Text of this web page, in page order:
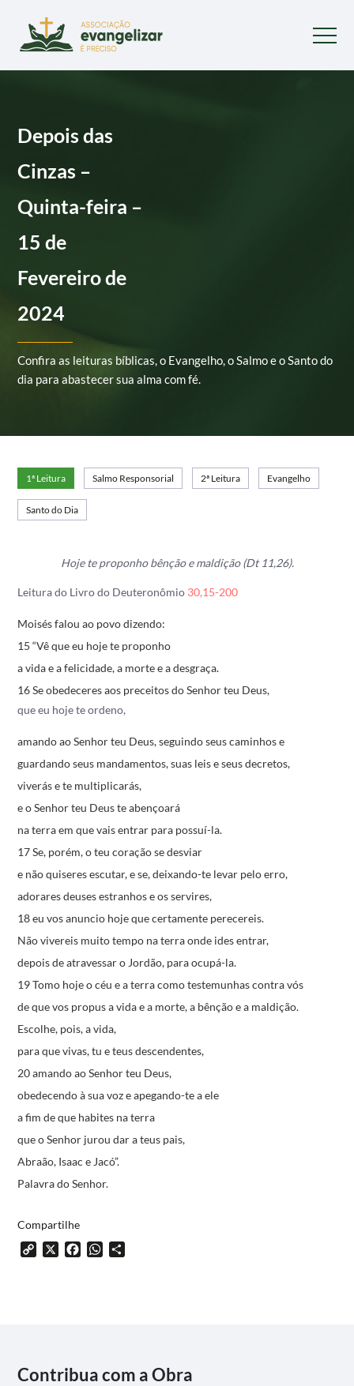
Depois das
Cinzas –
Quinta-feira –
15 de
Fevereiro de
2024
Confira as leituras bíblicas, o Evangelho, o Salmo e o Santo do
dia para abastecer sua alma com fé.
1ª Leitura Salmo Responsorial 2ª Leitura Evangelho
Santo do Dia
Hoje te proponho bênção e maldição (Dt 11,26).
Leitura do Livro do Deuteronômio 30,15-200
Moisés falou ao povo dizendo:
15 “Vê que eu hoje te proponho
a vida e a felicidade,a morte e a desgraça.
16 Se obedeceres aos preceitos do Senhor teu Deus,
que eu hoje te ordeno,
amando ao Senhor teu Deus,seguindo seus caminhos e
guardando seus mandamentos,suas leis e seus decretos,
viverás e te multiplicarás,
e o Senhor teu Deus te abençoará
na terra em que vais entrar para possuí-la.
17 Se, porém, o teu coração se desviar
e não quiseres escutar,e se, deixando-te levar pelo erro,
adorares deuses estranhos e os servires,
18 eu vos anuncio hoje que certamente perecereis.
Não vivereis muito tempo na terra onde ides entrar,
depois de atravessar o Jordão, para ocupá-la.
19 Tomo hoje o céu e a terra como testemunhas contra vós
de que vos propus a vida e a morte, a bênção e a maldição.
Escolhe, pois, a vida,
para que vivas, tu e teus descendentes,
20 amando ao Senhor teu Deus,
obedecendo à sua voz e apegando-te a ele
a fim de que habites na terra
que o Senhor jurou dar a teus pais,
Abraão, Isaac e Jacó”.
Palavra do Senhor.
Compartilhe
Copy X FacebookWhatsApp
Contribua com a Obra